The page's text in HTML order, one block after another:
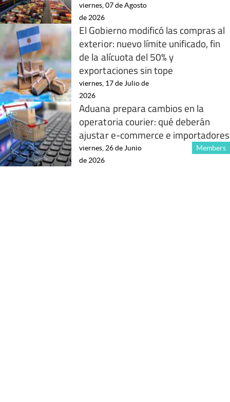
viernes, 07 de Agosto
de 2026
El Gobierno modificó las compras al
exterior: nuevo límite unificado, fin
de la alícuota del 50% y
exportaciones sin tope
viernes, 17 de Julio de
2026
Aduana prepara cambios en la
operatoria courier: qué deberán
ajustar e-commerce e importadores
Members
viernes, 26 de Junio
de 2026